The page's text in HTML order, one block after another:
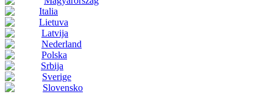
Italia
Lietuva
Latvija
Nederland
Polska
Srbija
Sverige
Slovensko